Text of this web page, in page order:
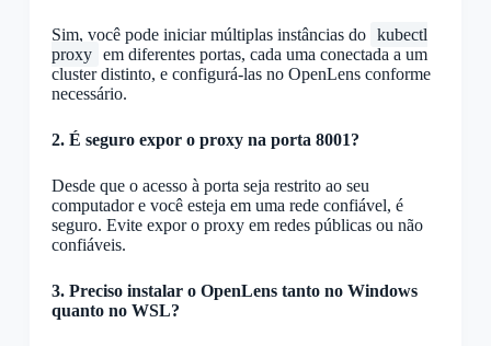
Sim, você pode iniciar múltiplas instâncias do kubectl
proxy em diferentes portas, cada uma conectada a um
cluster distinto, e configurá-las no OpenLens conforme
necessário.
2. É seguro expor o proxy na porta 8001?
Desde que o acesso à porta seja restrito ao seu
computador e você esteja em uma rede confiável, é
seguro. Evite expor o proxy em redes públicas ou não
confiáveis.
3. Preciso instalar o OpenLens tanto no Windows
quanto no WSL?